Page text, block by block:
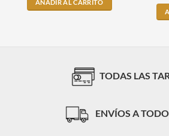
AÑADIR AL CARRITO
TODAS LAS
ENVÍOS A TODO